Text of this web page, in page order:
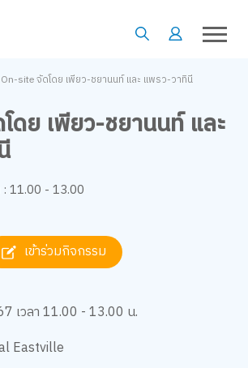
On-site จัดโดย เพียว-ชยานนท์ และ แพรว-วาทินี
ดย เพียว-ชยานนท์ และ
: 11.00 - 13.00
เข้าร่วมกิจกรรม
เวลา 11.00 - 13.00 น.
Eastville